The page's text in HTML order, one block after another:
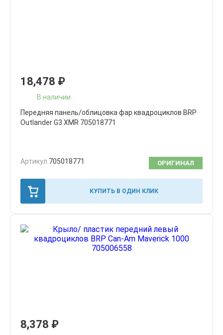
18,478 ₽
В наличии
Передняя панель/облицовка фар квадроциклов BRP
Outlander G3 XMR 705018771
Артикул 705018771 ОРИГИНАЛ
КУПИТЬ В ОДИН КЛИК
8,378 ₽